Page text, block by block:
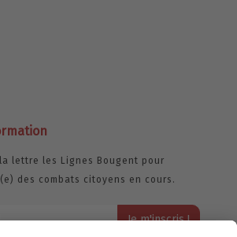
la lettre les Lignes Bougent pour
des combats citoyens en cours.